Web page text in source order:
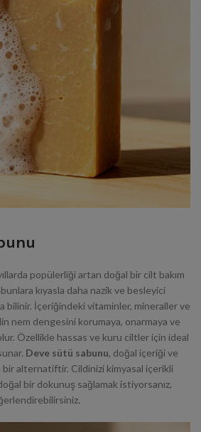
popülerliği artan doğal bir cilt bakım
kıyasla daha nazik ve besleyici
bilinir. İçeriğindeki vitaminler, mineraller ve
nem dengesini korumaya, onarmaya ve
Özellikle hassas ve kuru ciltler için ideal
Deve sütü sabunu, doğal içeriği ve
bir alternatiftir. Cildinizi kimyasal içerikli
bir dokunuş sağlamak istiyorsanız,